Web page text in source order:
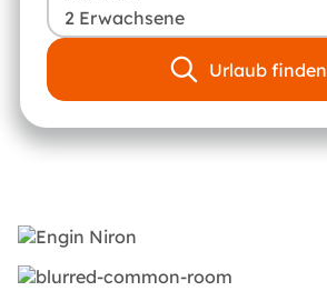
2 Erwachsene
Urlaub finden